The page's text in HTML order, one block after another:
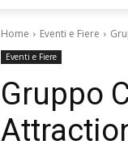
Home Eventi e Fiere
Eventi e Fiere
Gruppo